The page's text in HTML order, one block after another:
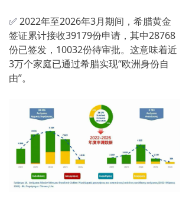
✅ 2022年至2026年3月期间，希腊黄金
签证累计接收39179份申请，其中28768
份已签发，10032份待审批。这意味着近
3万个家庭已通过希腊实现“欧洲身份自
由”。